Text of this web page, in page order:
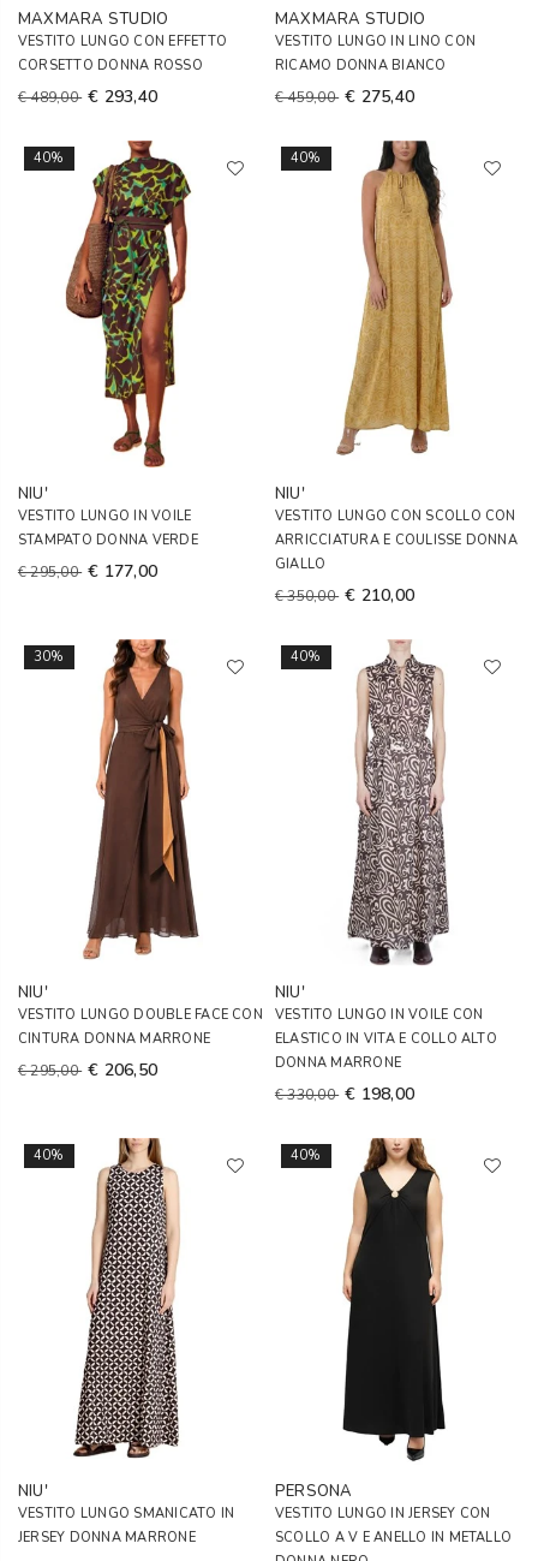
MAXMARA STUDIO
VESTITO LUNGO CON EFFETTO
CORSETTO DONNA ROSSO
€ 489,00 € 293,40
MAXMARA STUDIO
VESTITO LUNGO IN LINO CON
RICAMO DONNA BIANCO
€ 459,00 € 275,40
40%
NIU'
VESTITO LUNGO IN VOILE
STAMPATO DONNA VERDE
€ 295,00 € 177,00
40%
NIU'
VESTITO LUNGO CON SCOLLO CON
ARRICCIATURA E COULISSE DONNA
GIALLO
€ 350,00 € 210,00
30%
NIU'
VESTITO LUNGO DOUBLE FACE CON
CINTURA DONNA MARRONE
€ 295,00 € 206,50
40%
NIU'
VESTITO LUNGO IN VOILE CON
ELASTICO IN VITA E COLLO ALTO
DONNA MARRONE
€ 330,00 € 198,00
40%
NIU'
VESTITO LUNGO SMANICATO IN
JERSEY DONNA MARRONE
40%
PERSONA
VESTITO LUNGO IN JERSEY CON
SCOLLO A V E ANELLO IN METALLO